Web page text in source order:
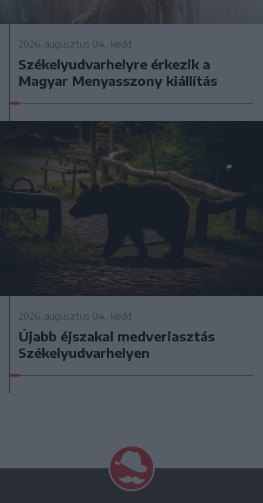
2026. augusztus 04., kedd
Székelyudvarhelyre érkezik a
Magyar Menyasszony kiállítás
2026. augusztus 04., kedd
Újabb éjszakai medveriasztás
Székelyudvarhelyen